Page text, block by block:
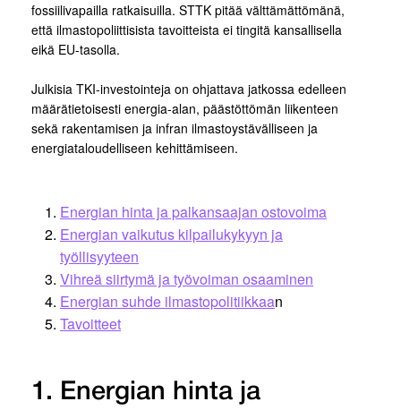
fossiilivapailla ratkaisuilla. STTK pitää välttämättömänä,
että ilmastopoliittisista tavoitteista ei tingitä kansallisella
eikä EU-tasolla.
Julkisia TKI-investointeja on ohjattava jatkossa edelleen
määrätietoisesti energia-alan, päästöttömän liikenteen
sekä rakentamisen ja infran ilmastoystävälliseen ja
energiataloudelliseen kehittämiseen.
Energian hinta ja palkansaajan ostovoima
Energian vaikutus kilpailukykyyn ja
työllisyyteen
Vihreä siirtymä ja työvoiman osaaminen
Energian suhde ilmastopolitiikkaan
Tavoitteet
1. Energian hinta ja